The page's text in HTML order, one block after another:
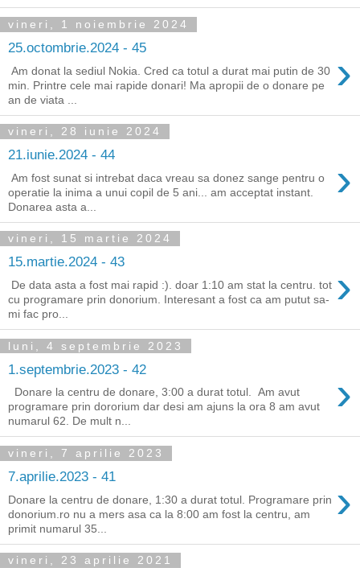
vineri, 1 noiembrie 2024
25.octombrie.2024 - 45 ›
Am donat la sediul Nokia. Cred ca totul a durat mai putin de 30
min. Printre cele mai rapide donari! Ma apropii de o donare pe
an de viata ...
vineri, 28 iunie 2024
21.iunie.2024 - 44 ›
Am fost sunat si intrebat daca vreau sa donez sange pentru o
operatie la inima a unui copil de 5 ani... am acceptat instant.
Donarea asta a...
vineri, 15 martie 2024
15.martie.2024 - 43 ›
De data asta a fost mai rapid :). doar 1:10 am stat la centru. tot
cu programare prin donorium. Interesant a fost ca am putut sa-
mi fac pro...
luni, 4 septembrie 2023
1.septembrie.2023 - 42 ›
Donare la centru de donare, 3:00 a durat totul. Am avut
programare prin dororium dar desi am ajuns la ora 8 am avut
numarul 62. De mult n...
vineri, 7 aprilie 2023
7.aprilie.2023 - 41 ›
Donare la centru de donare, 1:30 a durat totul. Programare prin
donorium.ro nu a mers asa ca la 8:00 am fost la centru, am
primit numarul 35...
vineri, 23 aprilie 2021